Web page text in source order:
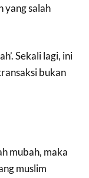
yang salah
Sekali lagi, ini
bukan
mubah, maka
muslim